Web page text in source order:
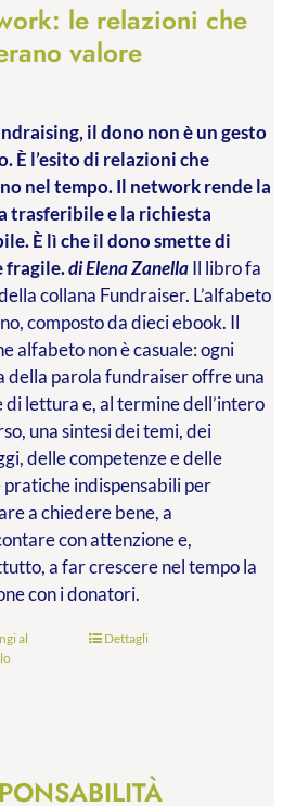
le relazioni che
valore
il dono non è un gesto
È l’esito di relazioni che
nel tempo. Il network rende la
trasferibile e la richiesta
È lì che il dono smette di
fragile.di Elena ZanellaIl libro fa
collana Fundraiser. L’alfabeto
composto da dieci ebook. Il
alfabeto non è casuale: ogni
della parola fundraiser offre una
di lettura e, al termine dell’intero
una sintesi dei temi, dei
delle competenze e delle
pratiche indispensabili per
a chiedere bene, a
con attenzione e,
a far crescere nel tempo la
con i donatori.
al
Dettagli